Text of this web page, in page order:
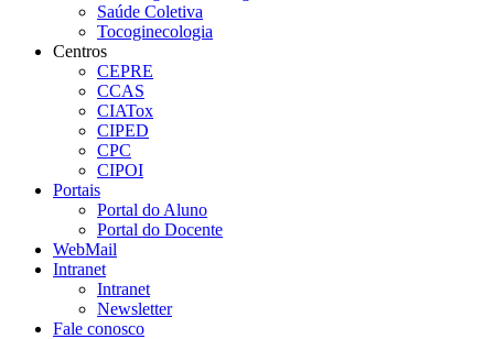
Saúde Coletiva
Tocoginecologia
Centros
CEPRE
CCAS
CIATox
CIPED
CPC
CIPOI
Portais
Portal do Aluno
Portal do Docente
WebMail
Intranet
Intranet
Newsletter
Fale conosco